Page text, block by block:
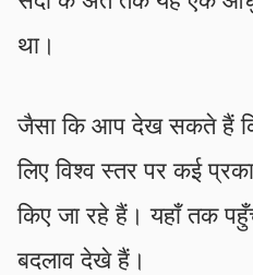
था।
जैसा कि आप देख सकते हैं
लिए विश्व स्तर पर कई
किए जा रहे हैं। यहाँ तक
बदलाव देखे हैं।